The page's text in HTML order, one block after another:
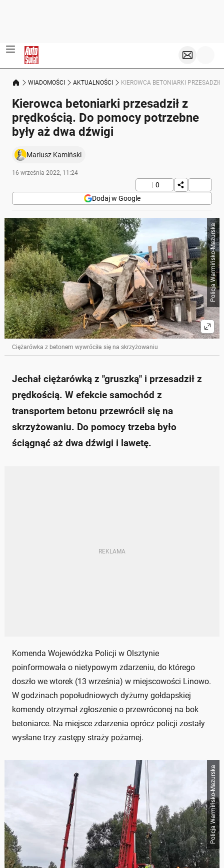
WIADOMOŚCI AKTUALNOŚCI KIEROWCA BETONIARKI
Kierowca betoniarki przesadził z
prędkością. Do pomocy potrzebne
były aż dwa dźwigi
Mariusz Kamiński
16 września 2022, 11:24
0
Dodaj w Google
Policja Warmińsko-Mazurska
Ciężarówka z betonem wywróciła się na skrzyżowaniu
Jechał ciężarówką z "gruszką" i przesadził z
prędkością. W efekcie samochód z
transportem betonu przewrócił się na
skrzyżowaniu. Do pomocy trzeba było
ściągnąć aż dwa dźwigi i lawetę.
Komenda Wojewódzka Policji w Olsztynie
poinformowała o nietypowym zdarzeniu, do którego
doszło we wtorek (13 września) w miejscowości Linowo.
W godzinach popołudniowych dyżurny gołdapskiej
komendy otrzymał zgłoszenie o przewróconej na bok
betoniarce. Na miejsce zdarzenia oprócz policji zostały
wysłane trzy zastępy straży pożarnej.
Policja Warmińsko-Mazurska